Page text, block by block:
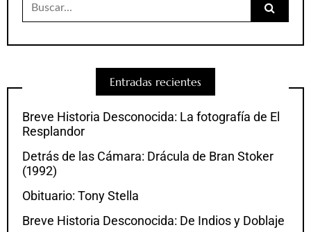
Entradas recientes
Breve Historia Desconocida: La fotografía de El
Resplandor
Detrás de las Cámara: Drácula de Bran Stoker
(1992)
Obituario: Tony Stella
Breve Historia Desconocida: De Indios y Doblaje